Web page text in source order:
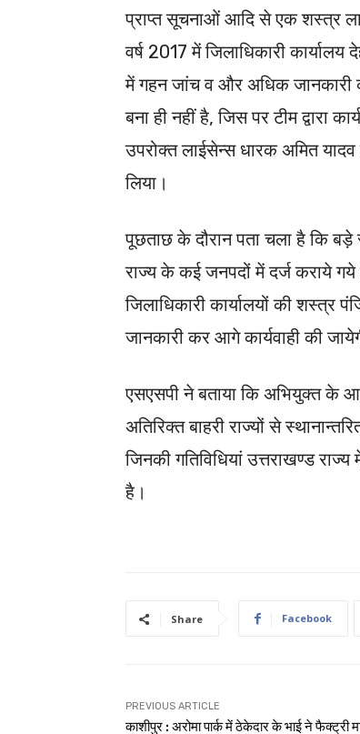
प्राप्त सूचनाओं आदि से एक शस्त्र
वर्ष 2017 में जिलाधिकारी
में गहन जांच व और अधिक
बना ही नहीं है, जिस पर टीम द्वारा
उपरोक्त लाईसेन्स धारक अमित यादव
लिया।
पूछताछ के दौरान पता चला है कि बड़े
राज्य के कई जनपदों में दर्ज कराये गये
जिलाधिकारी कार्यालयों की शस्त्र
जानकारी कर आगे कार्यवाही की
एसएसपी ने बताया कि अभियुक्त के
अतिरिक्त बाहरी राज्यों से
जिनकी गतिविधियां उत्तराखण्ड
है।
Share Facebook
PREVIOUS ARTICLE
काशीपुर : अरोमा पार्क में ठेकेदार के भाई ने फैक्ट्री